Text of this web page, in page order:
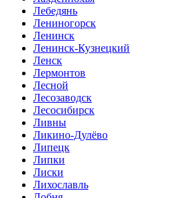
Лебедянь
Лениногорск
Ленинск
Ленинск-Кузнецкий
Ленск
Лермонтов
Лесной
Лесозаводск
Лесосибирск
Ливны
Ликино-Дулёво
Липецк
Липки
Лиски
Лихославль